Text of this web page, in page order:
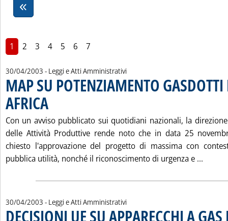
1 2 3 4 5 6 7
30/04/2003 - Leggi e Atti Amministrativi
MAP SU POTENZIAMENTO
AFRICA
Con un avviso pubblicato sui quotidiani nazionali, la
delle Attività Produttive rende noto che in data 25
chiesto l'approvazione del progetto di massima con
pubblica utilità, nonché il riconoscimento di urgenza e ...
30/04/2003 - Leggi e Atti Amministrativi
DECISIONI UE SU APPARECCHI A GAS